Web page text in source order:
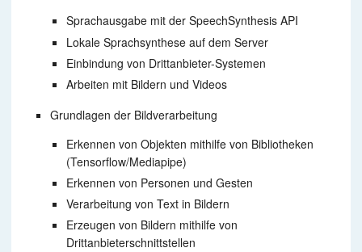
Sprachausgabe mit der SpeechSynthesis API
Lokale Sprachsynthese auf dem Server
Einbindung von Drittanbieter-Systemen
Arbeiten mit Bildern und Videos
Grundlagen der Bildverarbeitung
Erkennen von Objekten mithilfe von Bibliotheken
(Tensorflow/Mediapipe)
Erkennen von Personen und Gesten
Verarbeitung von Text in Bildern
Erzeugen von Bildern mithilfe von
Drittanbieterschnittstellen